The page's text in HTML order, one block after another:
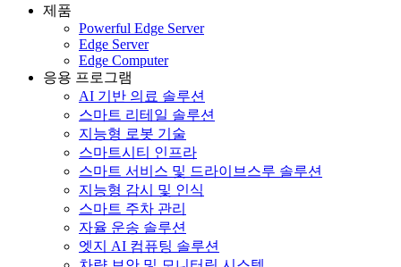
제품
Powerful Edge Server
Edge Server
Edge Computer
응용 프로그램
AI 기반 의료 솔루션
스마트 리테일 솔루션
지능형 로봇 기술
스마트시티 인프라
스마트 서비스 및 드라이브스루 솔루션
지능형 감시 및 인식
스마트 주차 관리
자율 운송 솔루션
엣지 AI 컴퓨팅 솔루션